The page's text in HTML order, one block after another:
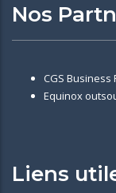
Nos
CGS Business
Equinox
Liens